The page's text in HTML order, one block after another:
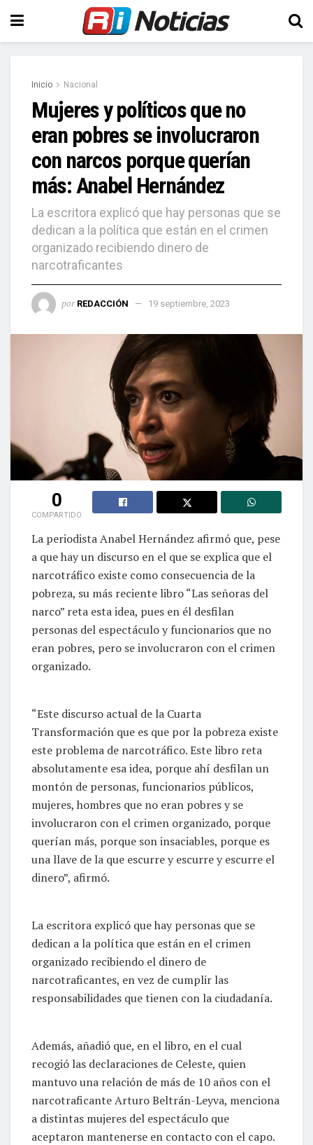
Inicio Nacional
Mujeres y políticos que no
eran pobres se involucraron
con narcos porque querían
más: Anabel Hernández
La escritora explicó que hay personas que se
dedican a la política que están en el crimen
organizado recibiendo dinero de
narcotraficantes
por REDACCIÓN 19 septiembre, 2023
0
COMPARTIDO
La periodista Anabel Hernández afirmó que, pese
a que hay un discurso en el que se explica que el
narcotráfico existe como consecuencia de la
pobreza, su más reciente libro “Las señoras del
narco” reta esta idea, pues en él desfilan
personas del espectáculo y funcionarios que no
eran pobres, pero se involucraron con el crimen
organizado.
“Este discurso actual de la Cuarta
Transformación que es que por la pobreza existe
este problema de narcotráfico. Este libro reta
absolutamente esa idea, porque ahí desfilan un
montón de personas, funcionarios públicos,
mujeres, hombres que no eran pobres y se
involucraron con el crimen organizado, porque
querían más, porque son insaciables, porque es
una llave de la que escurre y escurre y escurre el
dinero”, afirmó.
La escritora explicó que hay personas que se
dedican a la política que están en el crimen
organizado recibiendo el dinero de
narcotraficantes, en vez de cumplir las
responsabilidades que tienen con la ciudadanía.
Además, añadió que, en el libro, en el cual
recogió las declaraciones de Celeste, quien
mantuvo una relación de más de 10 años con el
narcotraficante Arturo Beltrán-Leyva, menciona
a distintas mujeres del espectáculo que
aceptaron mantenerse en contacto con el capo.